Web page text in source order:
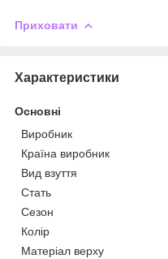
Приховати
Характеристики
Основні
Виробник
Країна виробник
Вид взуття
Стать
Сезон
Колір
Матеріал верху